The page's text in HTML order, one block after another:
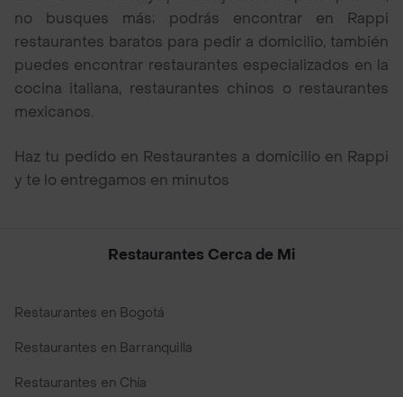
no busques más; podrás encontrar en Rappi
restaurantes baratos para pedir a domicilio, también
puedes encontrar restaurantes especializados en la
cocina italiana, restaurantes chinos o restaurantes
mexicanos.
Haz tu pedido en Restaurantes a domicilio en Rappi
y te lo entregamos en minutos
Restaurantes Cerca de Mi
Restaurantes en Bogotá
Restaurantes en Barranquilla
Restaurantes en Chía